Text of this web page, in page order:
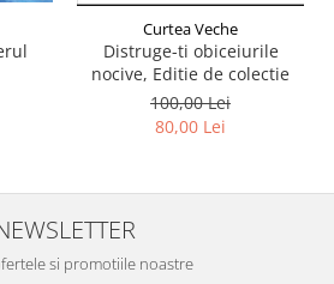
Curtea Veche
Distruge-ti obiceiurile
nocive, Editie de colectie
100,00 Lei
80,00 Lei
si promotiile noastre